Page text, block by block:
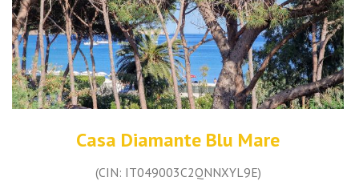
Casa Diamante Blu Mare
(CIN: IT049003C2QNNXYL9E)